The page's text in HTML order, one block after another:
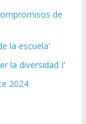
de
la escuela'
la diversidad I'
2024